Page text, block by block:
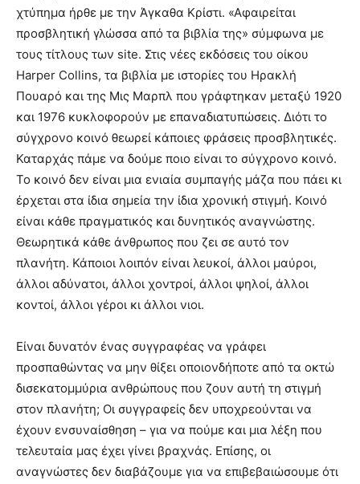
χτύπημα ήρθε με την Άγκαθα Κρίστι. «Αφαιρείται
προσβλητική γλώσσα από τα βιβλία της» σύμφωνα με
τους τίτλους των site. Στις νέες εκδόσεις του οίκου
Harper Collins, τα βιβλία με ιστορίες του Ηρακλή
Πουαρό και της Μις Μαρπλ που γράφτηκαν μεταξύ 1920
και 1976 κυκλοφορούν με επαναδιατυπώσεις. Διότι το
σύγχρονο κοινό θεωρεί κάποιες φράσεις προσβλητικές.
Καταρχάς πάμε να δούμε ποιο είναι το σύγχρονο κοινό.
Το κοινό δεν είναι μια ενιαία συμπαγής μάζα που πάει κι
έρχεται στα ίδια σημεία την ίδια χρονική στιγμή. Κοινό
είναι κάθε πραγματικός και δυνητικός αναγνώστης.
Θεωρητικά κάθε άνθρωπος που ζει σε αυτό τον
πλανήτη. Κάποιοι λοιπόν είναι λευκοί, άλλοι μαύροι,
άλλοι αδύνατοι, άλλοι χοντροί, άλλοι ψηλοί, άλλοι
κοντοί, άλλοι γέροι κι άλλοι νιοι.
Είναι δυνατόν ένας συγγραφέας να γράφει
προσπαθώντας να μην θίξει οποιονδήποτε από τα οκτώ
δισεκατομμύρια ανθρώπους που ζουν αυτή τη στιγμή
στον πλανήτη; Οι συγγραφείς δεν υποχρεούνται να
έχουν ενσυναίσθηση – για να πούμε και μια λέξη που
τελευταία μας έχει γίνει βραχνάς. Επίσης, οι
αναγνώστες δεν διαβάζουμε για να επιβεβαιώσουμε ότι